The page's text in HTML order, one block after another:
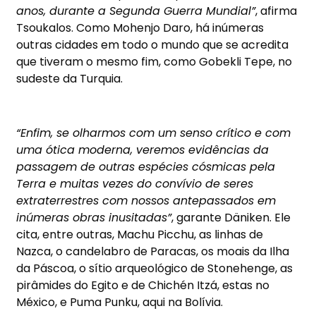
anos, durante a Segunda Guerra Mundial”, afirma
Tsoukalos. Como Mohenjo Daro, há inúmeras
outras cidades em todo o mundo que se acredita
que tiveram o mesmo fim, como Gobekli Tepe, no
sudeste da Turquia.
“Enfim, se olharmos com um senso crítico e com
uma ótica moderna, veremos evidências da
passagem de outras espécies cósmicas pela
Terra e muitas vezes do convívio de seres
extraterrestres com nossos antepassados em
inúmeras obras inusitadas”, garante Däniken. Ele
cita, entre outras, Machu Picchu, as linhas de
Nazca, o candelabro de Paracas, os moais da Ilha
da Páscoa, o sítio arqueológico de Stonehenge, as
pirâmides do Egito e de Chichén Itzá, estas no
México, e Puma Punku, aqui na Bolívia.